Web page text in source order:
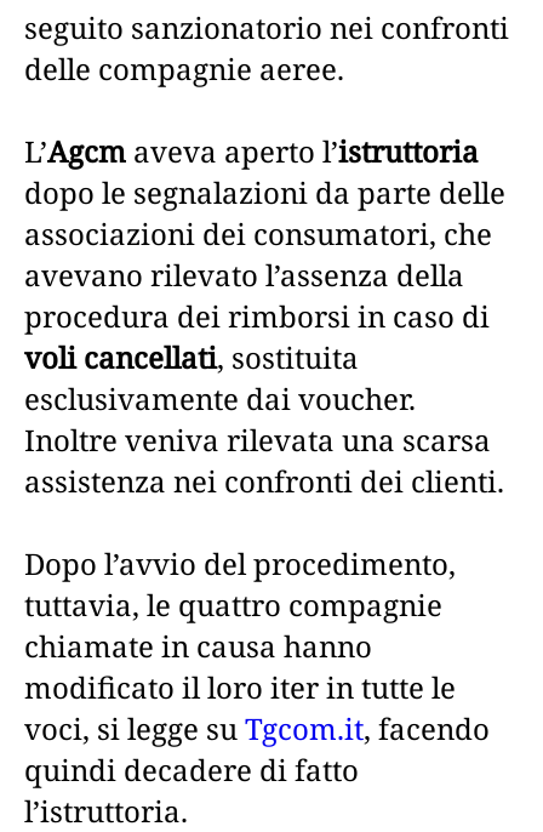
seguito sanzionatorio nei confronti
delle compagnie aeree.
L’Agcm aveva aperto l’istruttoria
dopo le segnalazioni da parte delle
associazioni dei consumatori, che
avevano rilevato l’assenza della
procedura dei rimborsi in caso di
voli cancellati, sostituita
esclusivamente dai voucher.
Inoltre veniva rilevata una scarsa
assistenza nei confronti dei clienti.
Dopo l’avvio del procedimento,
tuttavia, le quattro compagnie
chiamate in causa hanno
modificato il loro iter in tutte le
voci, si legge suTgcom.it, facendo
quindi decadere di fatto
l’istruttoria.